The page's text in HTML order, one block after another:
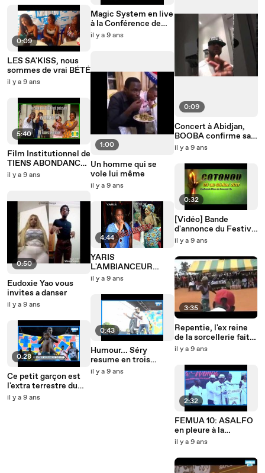
0:09
LES SA'KISS, nous
sommes de vrai BÉTÉ
il y a 9 ans
5:40
Film Institutionnel de
TIENS ABONDANCE
SYSTEM
il y a 9 ans
0:50
Eudoxie Yao vous
invites a danser
il y a 9 ans
0:28
Ce petit garçon est
l'extra terrestre du
coupé décalé
il y a 9 ans
Magic System en live
à la Conférence de
presse Magic Tour 20
il y a 9 ans
1:00
Un homme qui se
vole lui même
il y a 9 ans
4:44
YARIS
L'AMBIANCEUR
CHANTE POUR
il y a 9 ans
0:43
Humour... Séry
resume en trois
lignes la guerre de
il y a 9 ans
0:09
Concert à Abidjan,
BOOBA confirme sa
présence
il y a 9 ans
0:32
[Vidéo] Bande
d'annonce du Festival
SICA 2017
il y a 9 ans
3:35
Repentie, l'ex reine
de la sorcellerie fait
des révélations
il y a 9 ans
2:32
FEMUA 10: ASALFO
en pleure à la
cérémonie d'
WEMBA
il y a 9 ans